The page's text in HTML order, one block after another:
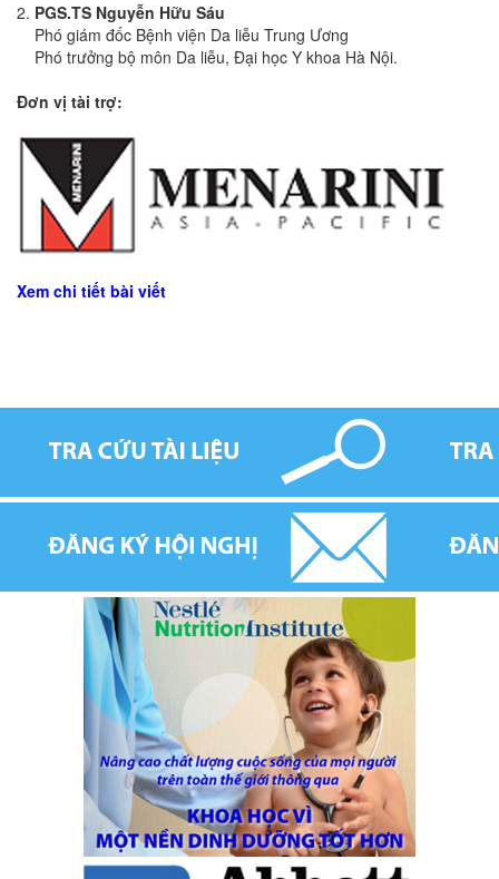
2. PGS.TS Nguyễn Hữu Sáu
Phó giám đốc Bệnh viện Da liễu Trung Ương
Phó trưởng bộ môn Da liễu, Đại học Y khoa Hà Nội.
Đơn vị tài trợ:
Xem chi tiết bài viết